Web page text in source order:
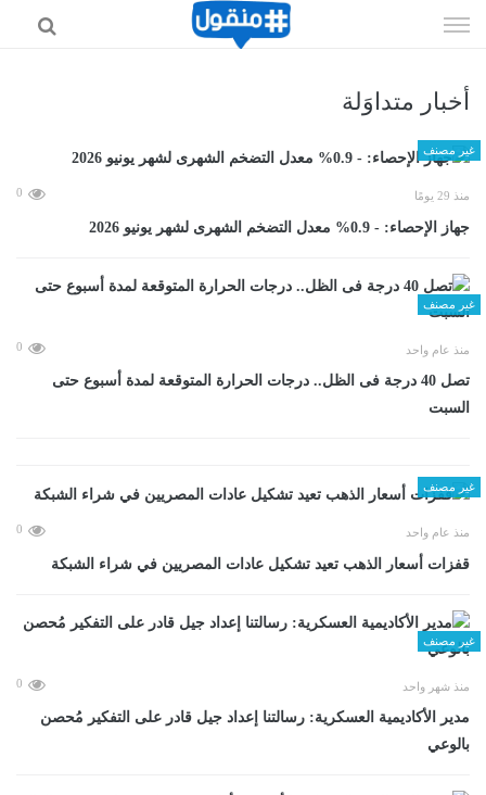
الى
أخبار متداوَلة
غير مصنف
منذ 29 يومًا 0
جهاز الإحصاء: - 0.9% معدل التضخم الشهرى لشهر يونيو 2026
غير مصنف
منذ عام واحد 0
تصل 40 درجة فى الظل.. درجات الحرارة المتوقعة لمدة أسبوع حتى
السبت
غير مصنف
منذ عام واحد 0
قفزات أسعار الذهب تعيد تشكيل عادات المصريين في شراء الشبكة
غير مصنف
منذ شهر واحد 0
مدير الأكاديمية العسكرية: رسالتنا إعداد جيل قادر على التفكير مُحصن
بالوعي